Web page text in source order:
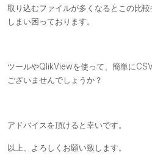
取り込むファイルが多くなるとこの比
しまい困っております。
ツールやQlikViewを使って、簡単に
ございませんでしょうか？
アドバイスを頂けると幸いです。
以上、よろしくお願い致します。